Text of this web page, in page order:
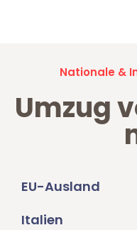
Nationale &
Umzug
EU-Ausland
Italien